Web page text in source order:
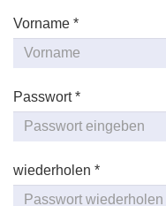
Vorname *
Passwort *
wiederholen *